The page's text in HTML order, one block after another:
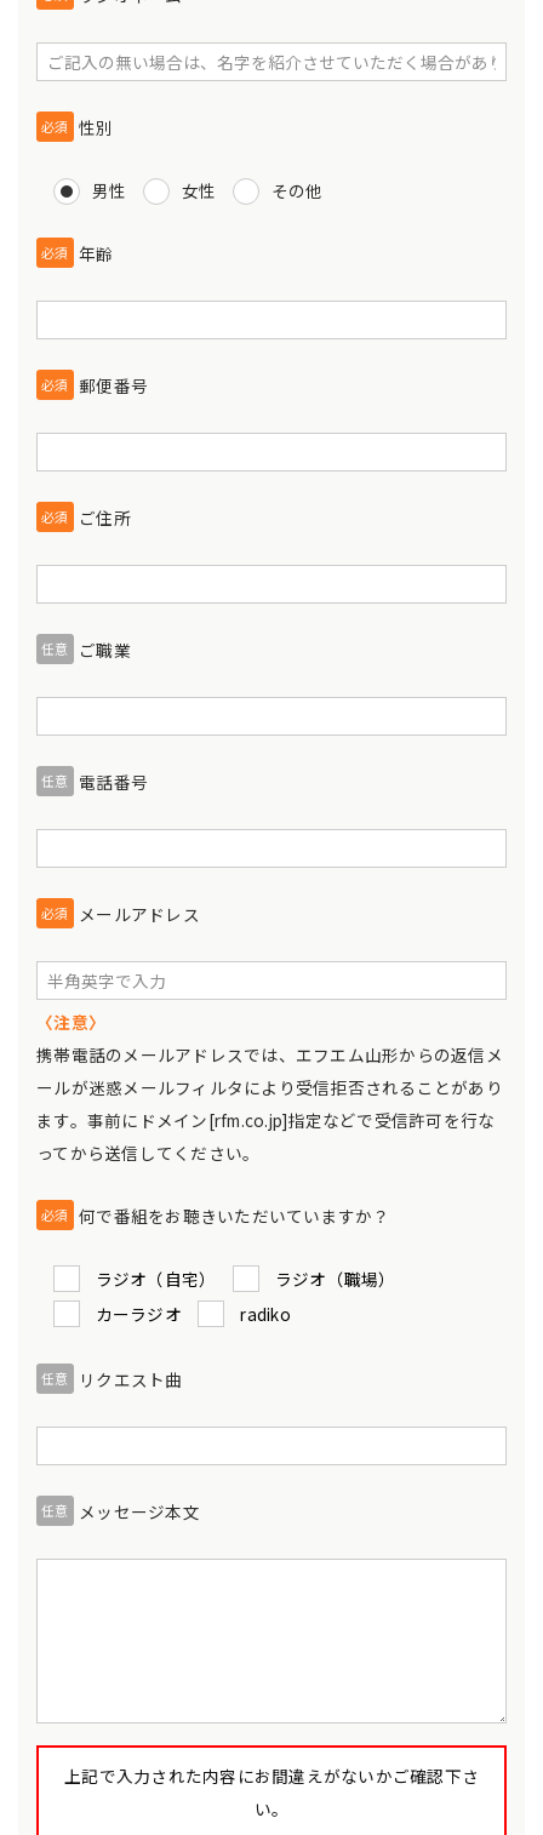
必須 性別
男性 女性 その他
必須 年齢
必須 郵便番号
必須 ご住所
任意 ご職業
任意 電話番号
必須 メールアドレス
〈注意〉
携帯電話のメールアドレスでは、エフエム山形からの返信メ
ールが迷惑メールフィルタにより受信拒否されることがあり
ます。事前にドメイン[rfm.co.jp]指定などで受信許可を行な
ってから送信してください。
必須 何で番組をお聴きいただいていますか？
ラジオ（自宅）
ラジオ（職場）
カーラジオ
radiko
任意 リクエスト曲
任意 メッセージ本文
上記で入力された内容にお間違えがないかご確認下さ
い。